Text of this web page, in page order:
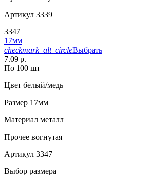
Артикул 3339
3347
17мм
checkmark_alt_circleВыбрать
7.09 р.
По 100 шт
Цвет белый/медь
Размер 17мм
Материал металл
Прочее вогнутая
Артикул 3347
Выбор размера